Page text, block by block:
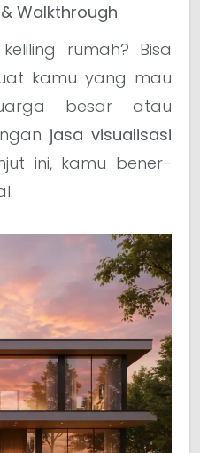
Walkthrough
rumah? Bisa
kamu yang mau
besar atau
jasa visualisasi
ini, kamu bener-